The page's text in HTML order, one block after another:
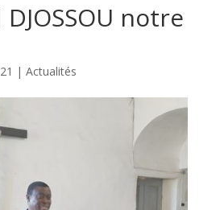
notre
| Actualités